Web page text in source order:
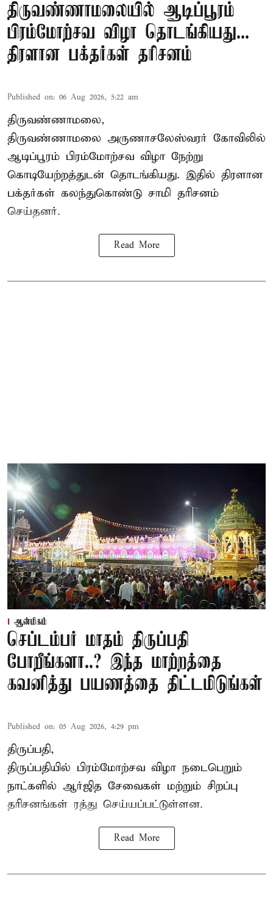
திருவண்ணாமலையில் ஆடிப்பூரம்
பிரம்மோற்சவ விழா தொடங்கியது...
திரளான பக்தர்கள் தரிசனம்
Published on: 06 Aug 2026, 5:22 am
திருவண்ணாமலை,
திருவண்ணாமலை அருணாசலேஸ்வரர் கோவிலில்
ஆடிப்பூரம் பிரம்மோற்சவ விழா நேற்று
கொடியேற்றத்துடன் தொடங்கியது. இதில் திரளான
பக்தர்கள் கலந்துகொண்டு சாமி தரிசனம்
செய்தனர்.
Read More
ஆன்மிகம்
செப்டம்பர் மாதம் திருப்பதி
போறீங்களா..? இந்த மாற்றத்தை
கவனித்து பயணத்தை திட்டமிடுங்கள்
Published on: 05 Aug 2026, 4:29 pm
திருப்பதி,
திருப்பதியில் பிரம்மோற்சவ விழா நடைபெறும்
நாட்களில் ஆர்ஜித சேவைகள் மற்றும் சிறப்பு
தரிசனங்கள் ரத்து செய்யப்பட்டுள்ளன.
Read More